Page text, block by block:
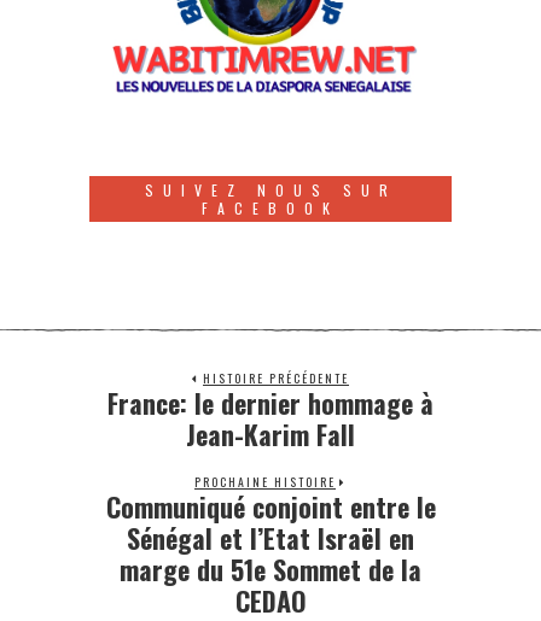
SUIVEZ NOUS SUR
FACEBOOK
HISTOIRE PRÉCÉDENTE
France: le dernier hommage à
Jean-Karim Fall
PROCHAINE HISTOIRE
Communiqué conjoint entre le
Sénégal et l’Etat Israël en
marge du 51e Sommet de la
CEDAO